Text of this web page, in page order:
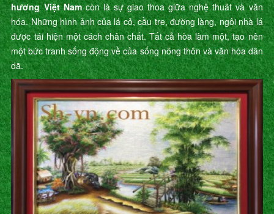
hương Việt Namcòn là sự giao thoa giữa nghệ thuât và văn
hóa. Những hình ảnh của lá cỏ, cầu tre, đường làng, ngôi nhà lá
được tái hiện một cách chân chất. Tất cả hòa làm một, tạo nên
một bức tranh sống động về của sống nông thôn và văn hóa dân
dã.